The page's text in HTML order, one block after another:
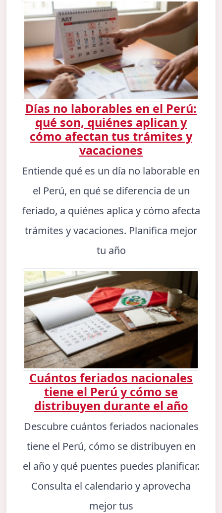
Días no laborables en el Perú:
qué son, quiénes aplican y
cómo afectan tus trámites y
vacaciones
Entiende qué es un día no laborable en
el Perú, en qué se diferencia de un
feriado, a quiénes aplica y cómo afecta
trámites y vacaciones. Planifica mejor
tu año
Cuántos feriados nacionales
tiene el Perú y cómo se
distribuyen durante el año
Descubre cuántos feriados nacionales
tiene el Perú, cómo se distribuyen en
el año y qué puentes puedes planificar.
Consulta el calendario y aprovecha
mejor tus